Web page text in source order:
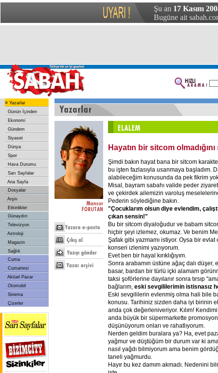
Şu an 17 Kasım
Bugüne ait
» Yazarlar
Günün İçinden
Ekonomi
Gündem
Siyaset
Dünya
Spor
Hava Durumu
Sarı Sayfalar
Ana Sayfa
Dosyalar
Arşiv
Etkinlikler
Günaydın
Televizyon
Astroloji
Magazin
Sağlık
Cuma
Cumartesi
Aktüel Pazar
Otomobil
Sinema
Çizerler
Hayatın bir sitcom
Şimdi bakın hayat bana bir sitcom
bu işten fazlasıyla usanmaya başladım.
alabileceğim konusunda da pek fikrim
Misal, bayram sabahı valide peder
ve çekirdek ailemizin varoluş
Pederin söylediğine bakın.
"Çocuklarım olsun diye evlendim,
çıkan sensin!"
Bu bir sitcom diyaloğudur ve babam
hiçbir şeyi izlemez, okumaz. Ve benim
Şafak gibi yazmamı istiyor. Oysa bir
konseri izlenimi yazıyorum.
Evet ben bir hayal kırıklığıyım.
Sonra arabamın üstüne ağaç dalı düşer,
basar, bardan bir türlü içki alamam
taksi şoförlerine dayılanır sonra tırsıp
bağlarım, eski sevgililerimin istisnasız
Eski sevgililerin evlenmiş olma hali bile
konusu. Tarihiniz sizden daha iyi birinin
anda çok değerleniveriyor. Kılım!
anda büyük bir süpermarkette
düşünüyorum onları ve rahatlıyorum.
Nerden geldim buralara ya? Ha, evet
yağmur ve düştüğüm bir durum var ki
nasıl yağdı bilmiyorum ama benim
taneli yağmurdu.
Hayır bu kez damım akmadı. Nedenini